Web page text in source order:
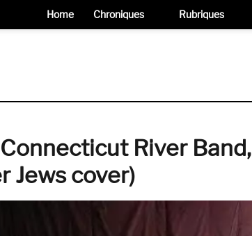
River Band,
Jews cover)
Home Chroniques Rubriques